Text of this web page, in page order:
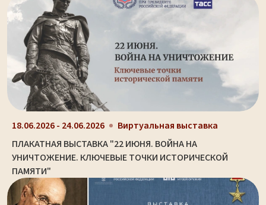
18.06.2026 - 24.06.2026
Виртуальная выставка
ПЛАКАТНАЯ ВЫСТАВКА "22 ИЮНЯ. ВОЙНА НА
УНИЧТОЖЕНИЕ. КЛЮЧЕВЫЕ ТОЧКИ ИСТОРИЧЕСКОЙ
ПАМЯТИ"